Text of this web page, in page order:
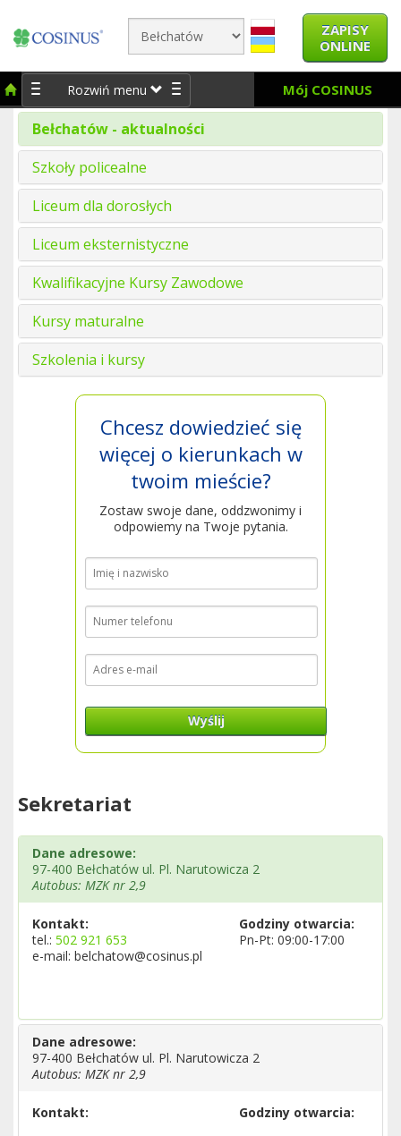
ZAPISY
ONLINE
Rozwiń menu Mój COSINUS
Bełchatów - aktualności
Szkoły policealne
Liceum dla dorosłych
Liceum eksternistyczne
Kwalifikacyjne Kursy Zawodowe
Kursy maturalne
Szkolenia i kursy
Chcesz dowiedzieć się
więcej o kierunkach w
twoim mieście?
Zostaw swoje dane, oddzwonimy i
odpowiemy na Twoje pytania.
Wyślij
Sekretariat
Dane adresowe:
97-400 Bełchatów ul. Pl. Narutowicza 2
Autobus: MZK nr 2,9
Kontakt:
tel.: 502 921 653
e-mail: belchatow@cosinus.pl
Godziny otwarcia:
Pn-Pt: 09:00-17:00
Dane adresowe:
97-400 Bełchatów ul. Pl. Narutowicza 2
Autobus: MZK nr 2,9
Kontakt: Godziny otwarcia: